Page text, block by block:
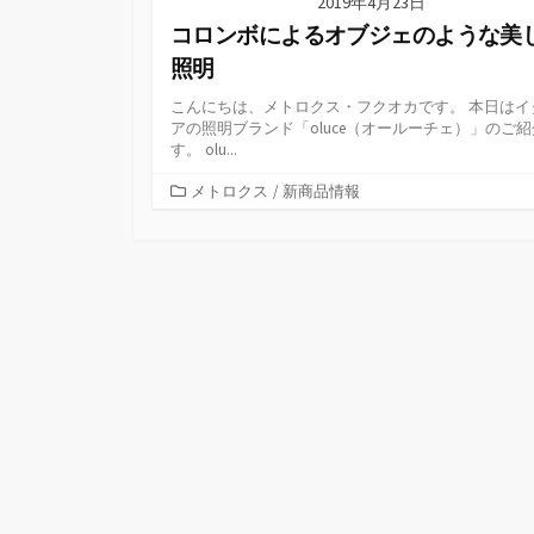
コロンボによるオブジェのような美
照明
こんにちは、メトロクス・フクオカです。 本日はイ
アの照明ブランド「oluce（オールーチェ）」のご
す。 olu...
カメトロクス / 新商品情報